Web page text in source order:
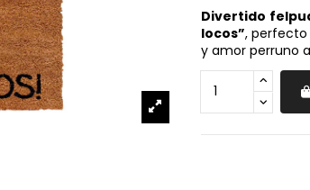
Divertido
locos”, perfecto
y amor perruno